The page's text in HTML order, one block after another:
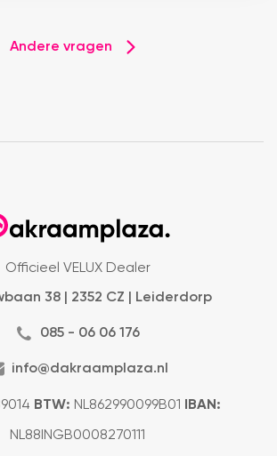
Andere vragen
Officieel VELUX Dealer
38 | 2352 CZ | Leiderdorp
085 - 06 06 176
info@dakraamplaza.nl
BTW: NL862990099B01 IBAN:
NL88INGB0008270111